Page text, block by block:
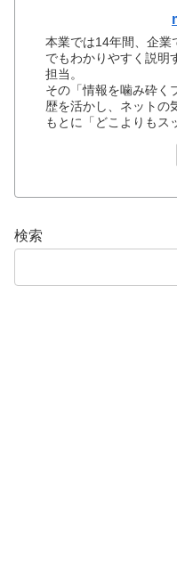
本業では14年間、企業
でもわかりやすく説明
担当。
その「情報を噛み砕く
歴を活かし、ネットの
もとに「どこよりもス
検索